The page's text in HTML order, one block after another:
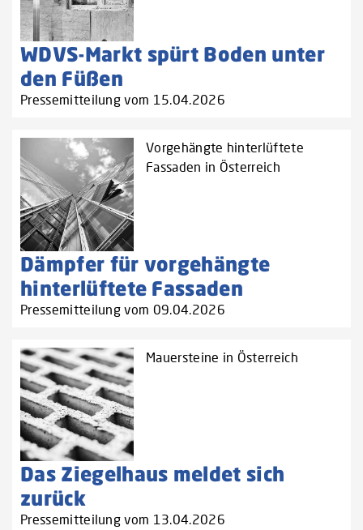
WDVS-Markt spürt Boden unter
den Füßen
Pressemitteilung vom 15.04.2026
Vorgehängte hinterlüftete
Fassaden in Österreich
Dämpfer für vorgehängte
hinterlüftete Fassaden
Pressemitteilung vom 09.04.2026
Mauersteine in Österreich
Das Ziegelhaus meldet sich
zurück
Pressemitteilung vom 13.04.2026